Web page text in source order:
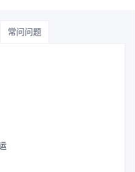
常问问题